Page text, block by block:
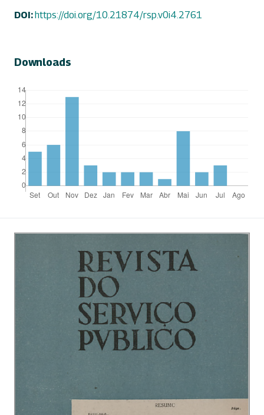
DOI:https://doi.org/10.21874/rsp.v0i4.2761
Downloads